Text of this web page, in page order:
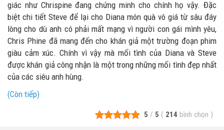
giác như Chrispine đang chứng minh cho chính họ vậy. Đặc
biệt chi tiết Steve để lại cho Diana món quà vô giá từ sâu đáy
lòng cho dù anh có phải mất mạng vì người con gái mình yêu,
Chris Phine đã mang đến cho khán giả một trường đoạn phim
giàu cảm xúc. Chính vì vậy mà mối tình của Diana và Steve
được khán giả công nhận là một trong những mối tình đẹp nhất
của các siêu anh hùng.
(Còn tiếp)
5 / 5 ( 214 bình chọn )